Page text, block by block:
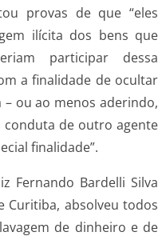
provas de que “eles
ilícita dos bens que
participar dessa
a finalidade de ocultar
ou ao menos aderindo,
conduta de outro agente
finalidade”.
Fernando Bardelli Silva
Curitiba, absolveu todos
de dinheiro e de